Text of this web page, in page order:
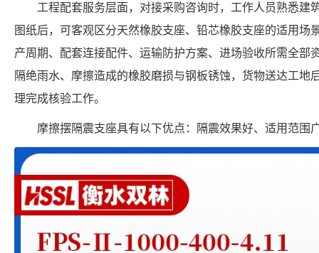
工程配套服务层面，对接采购咨询时，工作人员熟悉建
图纸后，可客观区分天然橡胶支座、铅芯橡胶支座的适用场
产周期、配套连接配件、运输防护方案、进场验收所需全部
隔绝雨水、摩擦造成的橡胶磨损与钢板锈蚀，货物送达工地
理完成核验工作。
摩擦摆隔震支座具有以下优点：隔震效果好、适用范围